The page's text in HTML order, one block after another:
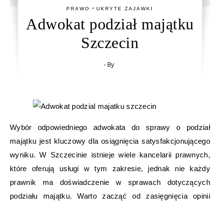
PRAWO -UKRYTE ZAJAWKI
Adwokat podział majątku
Szczecin
- By
Wybór odpowiedniego adwokata do sprawy o podział
majątku jest kluczowy dla osiągnięcia satysfakcjonującego
wyniku. W Szczecinie istnieje wiele kancelarii prawnych,
które oferują usługi w tym zakresie, jednak nie każdy
prawnik ma doświadczenie w sprawach dotyczących
podziału majątku. Warto zacząć od zasięgnięcia opinii